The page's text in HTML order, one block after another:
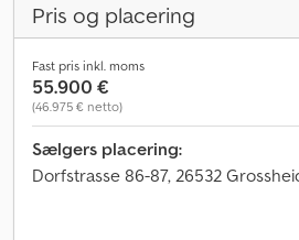
Pris og placering
Fast pris inkl. moms
55.900 €
(46.975 € netto)
Sælgers placering:
Dorfstrasse 86-87, 26532